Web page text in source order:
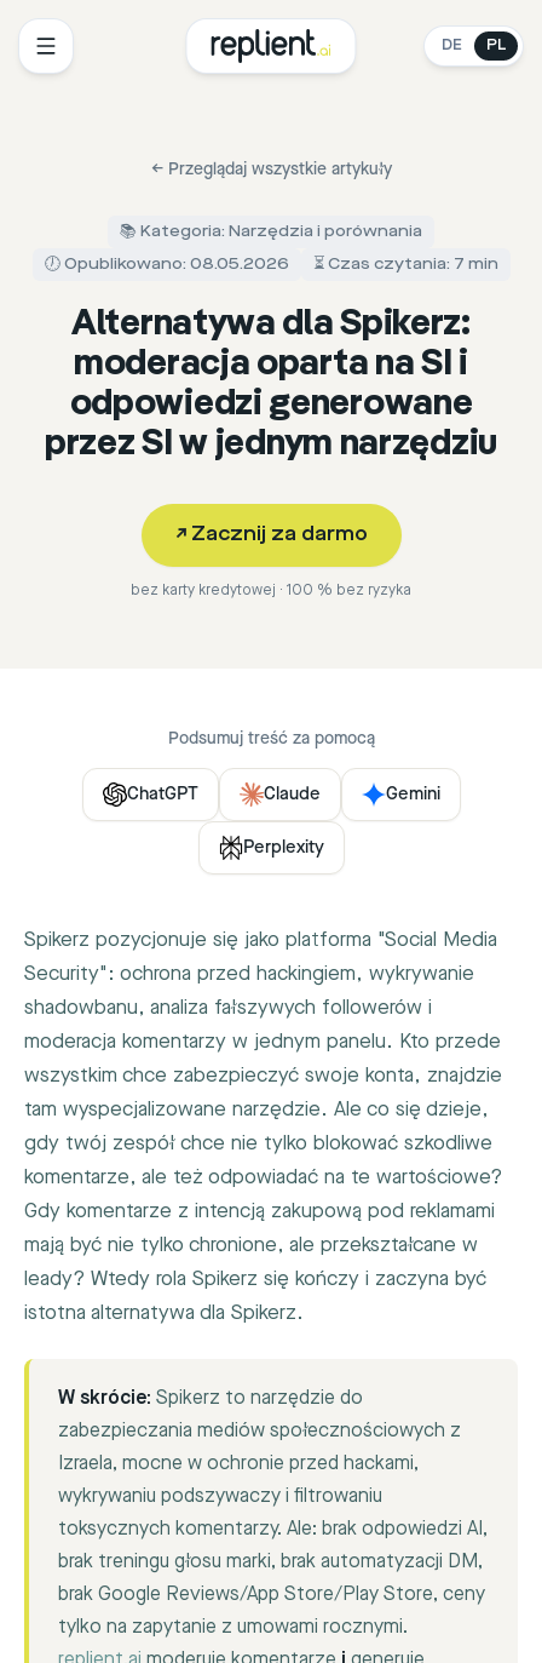
DE PL
← Przeglądaj wszystkie artykuły
📚 Kategoria: Narzędzia i porównania
🕖 Opublikowano: 08.05.2026
⏳ Czas czytania: 7 min
Alternatywa dla Spikerz:
moderacja oparta na SI i
odpowiedzi generowane
przez SI w jednym narzędziu
↗ Zacznij za darmo
bez karty kredytowej · 100 % bez ryzyka
Podsumuj treść za pomocą
ChatGPT Claude Gemini
Perplexity
Spikerz pozycjonuje się jako platforma "Social Media
Security": ochrona przed hackingiem, wykrywanie
shadowbanu, analiza fałszywych followerów i
moderacja komentarzy w jednym panelu. Kto przede
wszystkim chce zabezpieczyć swoje konta, znajdzie
tam wyspecjalizowane narzędzie. Ale co się dzieje,
gdy twój zespół chce nie tylko blokować szkodliwe
komentarze, ale też odpowiadać na te wartościowe?
Gdy komentarze z intencją zakupową pod reklamami
mają być nie tylko chronione, ale przekształcane w
leady? Wtedy rola Spikerz się kończy i zaczyna być
istotna alternatywa dla Spikerz.
W skrócie: Spikerz to narzędzie do
zabezpieczania mediów społecznościowych z
Izraela, mocne w ochronie przed hackami,
wykrywaniu podszywaczy i filtrowaniu
toksycznych komentarzy. Ale: brak odpowiedzi AI,
brak treningu głosu marki, brak automatyzacji DM,
brak Google Reviews/App Store/Play Store, ceny
tylko na zapytanie z umowami rocznymi.